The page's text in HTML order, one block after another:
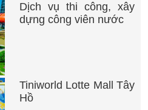
Dịch vụ thi công, xây
dựng công viên nước
Tiniworld Lotte Mall Tây
Hồ